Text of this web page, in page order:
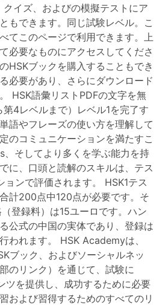
クイズ、およびの模擬テストにア
もできます。同じ試験レベル。こ
てこのページで利用できます。上
必要なものにアクセスしてくださ
HSKブックを購入することもでき
必要があり、さらにダウンロード
HSK語彙リストPDFの文字を無
4レベルまで）レベル1を完了す
語やフレーズの使い方を理解して
のコミュニケーションを満たすこ
、そしてより多くを学ぶ能力を持
に、口頭と読解のスキルは、テス
ョンで評価されます。 HSK1テス
計200点中120点が必要です。そ
登録料）は15ユーロです。ハン
公式の中国の実体であり、登録は
われます。 HSK Academyは、
ブック、およびソーシャルネッ
のリンク）を通じて、試験に
ツを提供し、成功するために必要
および習得するためのすべてのリ